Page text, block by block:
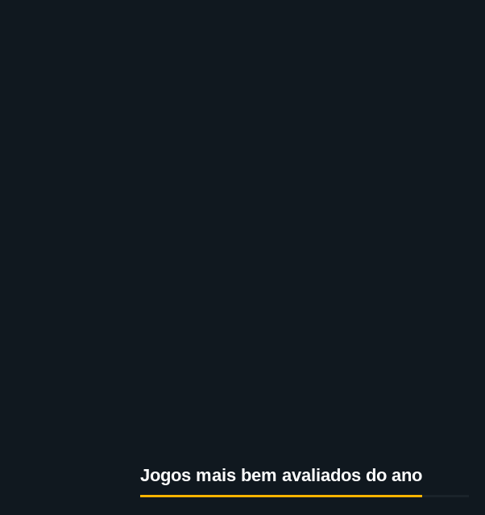
Jogos mais bem avaliados do ano